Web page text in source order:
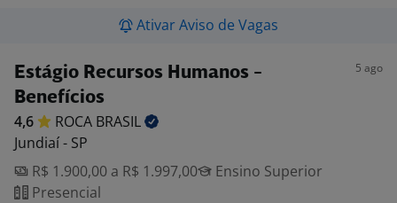
Ativar Aviso de Vagas
Estágio Recursos Humanos -
Benefícios
5 ago
4,6 ROCA BRASIL
Jundiaí - SP
R$ 1.900,00 a R$ 1.997,00
Ensino Superior
Presencial